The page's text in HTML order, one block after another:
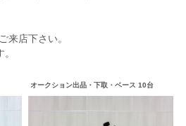
来店下さい。
オークション出品・下取・ベース 10台